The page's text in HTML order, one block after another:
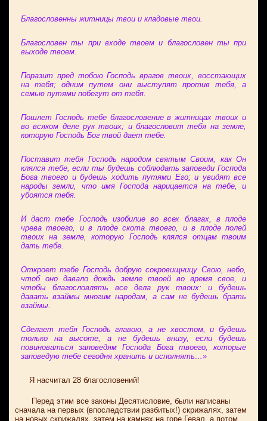
Благословенны житницы твои и кладовые твои.
Благословен ты при входе твоем и благословен ты при
выходе твоем.
Поразит пред тобою Господь врагов твоих, восстающих
на тебя; одним путем они выступят против тебя, а
семью путями побегут от тебя.
Пошлет Господь тебе благословение в житницах твоих и
во всяком деле рук твоих; и благословит тебя на земле,
которую Господь Бог твой дает тебе.
Поставит тебя Господь народом святым Своим, как Он
клялся тебе, если ты будешь соблюдать заповеди Господа
Бога твоего и будешь ходить путями Его; и увидят все
народы земли, что имя Господа нарицается на тебе, и
убоятся тебя.
И даст тебе Господь изобилие во всех благах, в плоде
чрева твоего, и в плоде скота твоего, и в плоде полей
твоих на земле, которую Господь клялся отцам твоим
дать тебе.
Откроет тебе Господь добрую сокровищницу Свою, небо,
чтоб оно давало дождь земле твоей во время свое, и
чтобы благословлять все дела рук твоих: и будешь
давать взаймы многим народам, а сам не будешь брать
взаймы.
Сделает тебя Господь главою, а не хвостом, и будешь
только на высоте, а не будешь внизу, если будешь
повиноваться заповедям Господа Бога твоего, которые
заповедую тебе сегодня хранить и исполнять…»
Я насчитал 28 благословений!
Перед этим все законы Десятисловие, были написаны
сначала на первых (впоследствии разбитых!) скрижалях, затем
на новых скрижалях, затем на камнях на горе Гевал, а потом